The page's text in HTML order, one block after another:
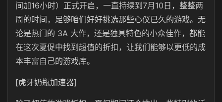
间加16小时）正式开启，一直持续到7月10日，整整两
周的时间，足够咱们好好挑选那些心仪已久的游戏。无
论是热门的 3A 大作，还是独具特色的小众佳作，都能
在这次夏促中找到超值的折扣，让我们能够以更低的成
本丰富自己的游戏库。
[虎牙奶瓶加速器]